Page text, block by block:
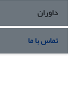
داوران
تماس با ما